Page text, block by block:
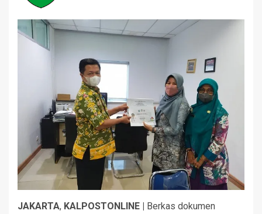
JAKARTA, KALPOSTONLINE |
Berkas dokumen